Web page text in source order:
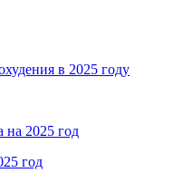
в 2025 году
на 2025 год
год